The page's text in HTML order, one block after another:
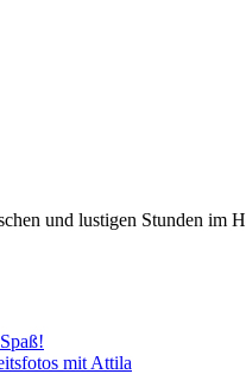
und lustigen Stunden im
mit Attila